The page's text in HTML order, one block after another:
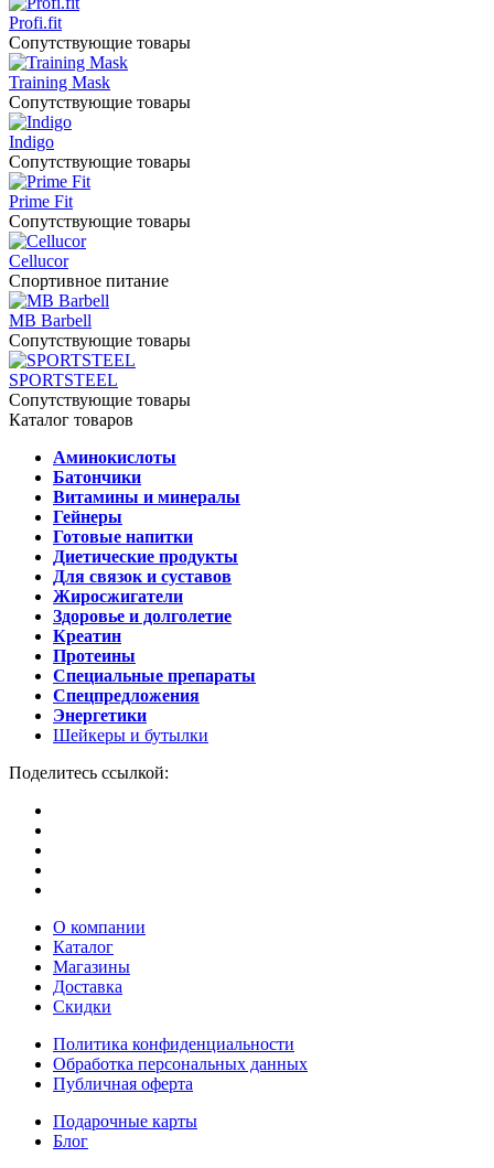
Profi.fit
Сопутствующие товары
Training Mask
Сопутствующие товары
Indigo
Сопутствующие товары
Prime Fit
Сопутствующие товары
Cellucor
Спортивное питание
MB Barbell
Сопутствующие товары
SPORTSTEEL
Сопутствующие товары
Каталог товаров
Аминокислоты
Батончики
Витамины и минералы
Гейнеры
Готовые напитки
Диетические продукты
Для связок и суставов
Жиросжигатели
Здоровье и долголетие
Креатин
Протеины
Специальные препараты
Спецпредложения
Энергетики
Шейкеры и бутылки
Поделитесь ссылкой:
О компании
Каталог
Магазины
Доставка
Скидки
Политика конфиденциальности
Обработка персональных данных
Публичная оферта
Подарочные карты
Блог